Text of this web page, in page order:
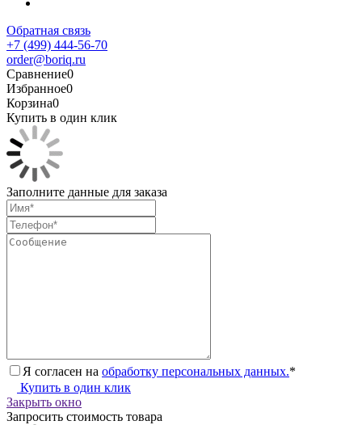
Обратная связь
+7 (499) 444-56-70
order@boriq.ru
Сравнение0
Избранное0
Корзина0
Купить в один клик
Заполните данные для заказа
Я согласен на обработку персональных данных.*
Купить в один клик
Закрыть окно
Запросить стоимость товара